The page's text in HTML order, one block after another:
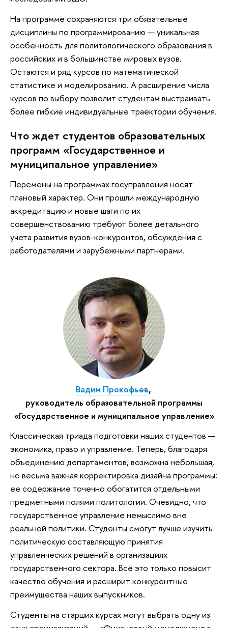
На программе сохраняются три обязательные
дисциплины по программированию — уникальная
особенность для политологического образования в
российских и в большинстве мировых вузов.
Остаются и ряд курсов по математической
статистике и моделированию. А расширение числа
курсов по выбору позволит студентам выстраивать
более гибкие индивидуальные траектории обучения.
Что ждет студентов образовательных
программ «Государственное и
муниципальное управление»
Перемены на программах госуправления носят
плановый характер. Они прошли международную
аккредитацию и новые шаги по их
совершенствованию требуют более детального
учета развития вузов-конкурентов, обсуждения с
работодателями и зарубежными партнерами.
Вадим Прокофьев,
руководитель образовательной программы
«Государственное и муниципальное управление»
Классическая триада подготовки наших студентов —
экономика, право и управление. Теперь, благодаря
объединению департаментов, возможна небольшая,
но весьма важная корректировка дизайна программы:
ее содержание точечно обогатится отдельными
предметными полями политологии. Очевидно, что
государственное управление немыслимо вне
реальной политики. Студенты смогут лучше изучить
политическую составляющую принятия
управленческих решений в организациях
государственного сектора. Всё это только повысит
качество обучения и расширит конкурентные
преимущества наших выпускников.
Студенты на старших курсах могут выбрать одну из